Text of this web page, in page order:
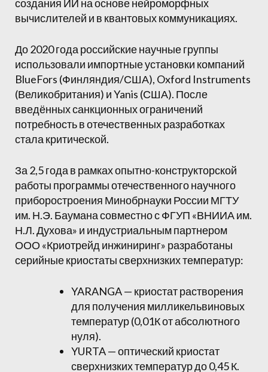
создания ИИ на основе нейроморфных
вычислителей и в квантовых коммуникациях.
До 2020 года российские научные группы
использовали импортные установки компаний
BlueFors (Финляндия/США), Oxford Instruments
(Великобритания) и Yanis (США). После
введённых санкционных ограничений
потребность в отечественных разработках
стала критической.
За 2,5 года в рамках опытно-конструкторской
работы программы отечественного научного
приборостроения Минобрнауки России МГТУ
им. Н.Э. Баумана совместно с ФГУП «ВНИИА им.
Н.Л. Духова» и индустриальным партнером
ООО «Криотрейд инжиниринг» разработаны
серийные криостаты сверхнизких температур:
YARANGA — криостат растворения
для получения милликельвиновых
температур (0,01К от абсолютного
нуля).
YURTA — оптический криостат
сверхнизких температур до 0,45 К.